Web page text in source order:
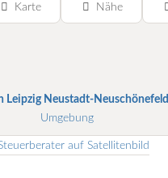
Karte Nähe
Leipzig Neustadt-Neuschönefeld
Umgebung